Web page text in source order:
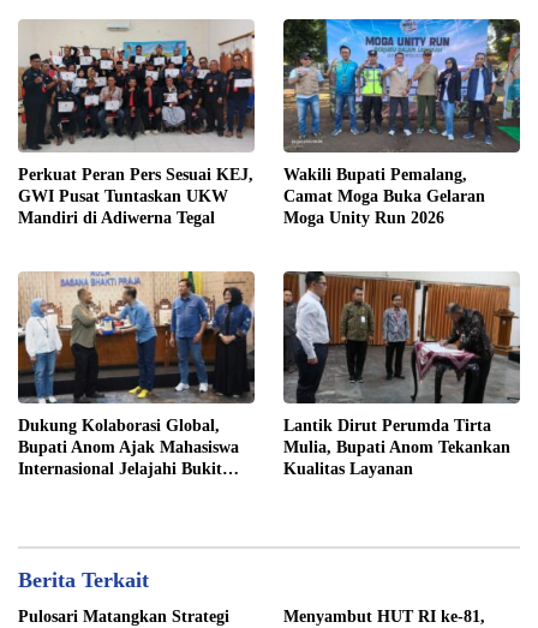
Perkuat Peran Pers Sesuai KEJ,
GWI Pusat Tuntaskan UKW
Mandiri di Adiwerna Tegal
Wakili Bupati Pemalang,
Camat Moga Buka Gelaran
Moga Unity Run 2026
Dukung Kolaborasi Global,
Bupati Anom Ajak Mahasiswa
Internasional Jelajahi Bukit
​Lantik Dirut Perumda Tirta
Mulia, Bupati Anom Tekankan
Kualitas Layanan
Berita Terkait
Pulosari Matangkan Strategi
​Menyambut HUT RI ke-81,